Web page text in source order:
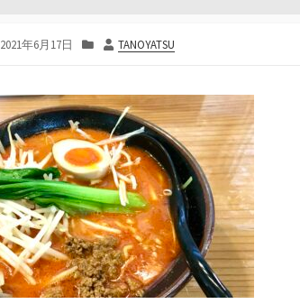
公
2021年6月17日
カ
リ
ー
投
TANOYATSU